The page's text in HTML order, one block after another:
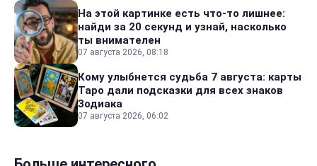
На этой картинке есть что-то лишнее:
найди за 20 секунд и узнай, насколько
ты внимателен
07 августа 2026, 08:18
Кому улыбнется судьба 7 августа: карты
Таро дали подсказки для всех знаков
Зодиака
07 августа 2026, 06:02